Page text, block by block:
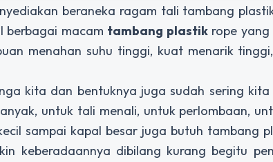
beraneka ragam tali tambang
berbagai macam tambang plastikrope yang
menahan suhu tinggi, kuat menarik
kita dan bentuknya juga sudah sering
untuk tali menali, untuk perlombaan,
sampai kapal besar juga butuh tambang
keberadaannya dibilang kurang begitu